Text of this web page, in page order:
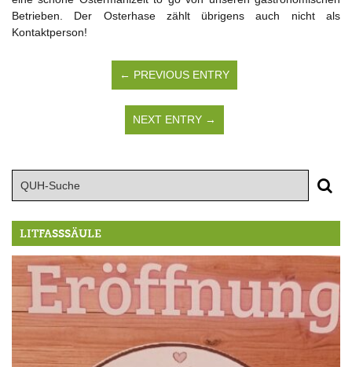
Betrieben. Der Osterhase zählt übrigens auch nicht als
Kontaktperson!
← PREVIOUS ENTRY
NEXT ENTRY →
LITFASSSÄULE